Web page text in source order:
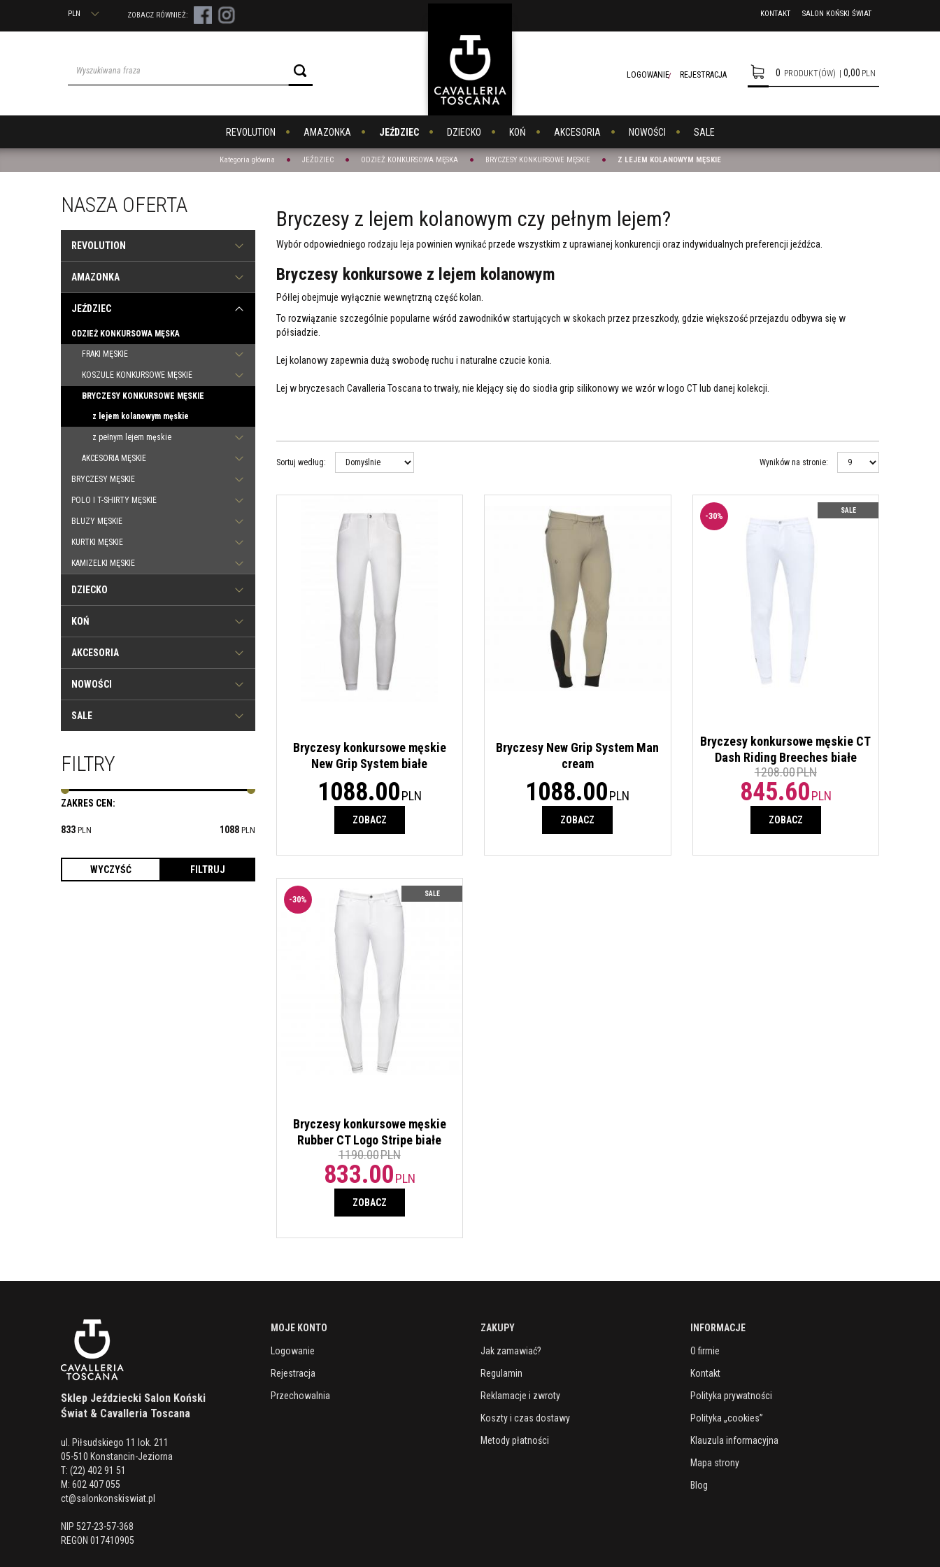
PLN ZOBACZ RÓWNIEŻ: KONTAKT SALON KOŃSKI ŚWIAT
0 PRODUKT(ÓW) 0,00 PLN
LOGOWANIE REJESTRACJA
REVOLUTION AMAZONKA JEŹDZIEC DZIECKO KOŃ AKCESORIA NOWOŚCI SALE
Kategoria główna JEŹDZIEC ODZIEŻ KONKURSOWA MĘSKA BRYCZESY KONKURSOWE MĘSKIE Z LEJEM KOLANOWYM MĘSKIE
Bryczesy z lejem kolanowym czy pełnym lejem?
Wybór odpowiedniego rodzaju leja powinien wynikać przede wszystkim z uprawianej konkurencji oraz indywidualnych preferencji jeźdźca.
Bryczesy konkursowe z lejem kolanowym
Półlej obejmuje wyłącznie wewnętrzną część kolan.
To rozwiązanie szczególnie popularne wśród zawodników startujących w skokach przez przeszkody, gdzie większość przejazdu odbywa się w
półsiadzie.
Lej kolanowy zapewnia dużą swobodę ruchu i naturalne czucie konia.
Lej w bryczesach Cavalleria Toscana to trwały, nie klejący się do siodła grip silikonowy we wzór w logo CT lub danej kolekcji.
Sortuj według: Wyników na stronie:
Męskie bryczesy konkursowe z lejem kolanowym New
gripem silikonowym ze wzorem w logo CT. Tkanina
Bryczesy konkursowe męskie
New Grip System białe
1088.00PLN
ZOBACZ
Cavalleria Toscana. Kolor cream. Półlej z gripem
silikonowym ze wzorem w logo CT. Bardzo elastyczne i
oddychające. Inna odzież jeździecka CT na
Bryczesy New Grip System Man
cream
1088.00PLN
ZOBACZ
SALE
-30%
Dash Cavalleria Toscana. Kolor biały. Półlej z gripem
silikonowym z nowym wzorem w logo CT. Bardzo
elastyczne i oddychające.
Bryczesy konkursowe męskie CT
Dash Riding Breeches białe
1208.00PLN
845.60PLN
ZOBACZ
SALE
-30%
Bryczesy konkursowe męskie
Rubber CT Logo Stripe białe
1190.00PLN
833.00PLN
ZOBACZ
NASZA OFERTA
REVOLUTION
AMAZONKA
JEŹDZIEC
ODZIEŻ KONKURSOWA MĘSKA
FRAKI MĘSKIE
KOSZULE KONKURSOWE MĘSKIE
BRYCZESY KONKURSOWE MĘSKIE
z lejem kolanowym męskie
z pełnym lejem męskie
AKCESORIA MĘSKIE
BRYCZESY MĘSKIE
POLO I T-SHIRTY MĘSKIE
BLUZY MĘSKIE
KURTKI MĘSKIE
KAMIZELKI MĘSKIE
DZIECKO
KOŃ
AKCESORIA
NOWOŚCI
SALE
FILTRY
ZAKRES CEN :
833 PLN 1088 PLN
Sklep Jeździecki Salon Koński
Świat & Cavalleria Toscana
ul. Piłsudskiego 11 lok. 211
05-510 Konstancin-Jeziorna
T: (22) 402 91 51
M: 602 407 055
ct@salonkonskiswiat.pl
NIP 527-23-57-368
REGON 017410905
MOJE KONTO
Logowanie
Rejestracja
Przechowalnia
ZAKUPY
Jak zamawiać?
Regulamin
Reklamacje i zwroty
Koszty i czas dostawy
Metody płatności
INFORMACJE
O firmie
Kontakt
Polityka prywatności
Polityka „cookies”
Klauzula informacyjna
Mapa strony
Blog